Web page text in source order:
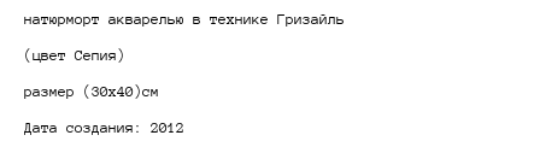
натюрморт акварелью в технике Гризайль
(цвет Сепия)
размер (30х40)см
Дата создания: 2012